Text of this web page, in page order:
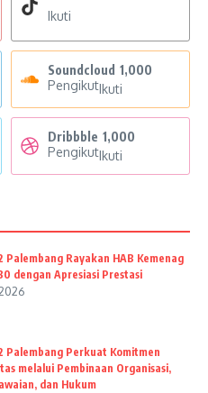
Ikuti
Soundcloud 1,000
PengikutIkuti
Dribbble 1,000
PengikutIkuti
Palembang Rayakan HAB Kemenag
dengan Apresiasi Prestasi
Palembang Perkuat Komitmen
melalui Pembinaan Organisasi,
dan Hukum